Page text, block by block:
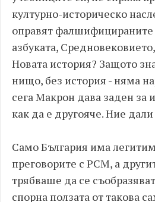
културно-историческо
оправят фалшифицираните
азбуката,
Новата история? Защото
нищо, без история - няма
сега Макрон дава заден за
как да е другояче. Ние
Само България има
преговорите с РСМ, а
трябваше да се
спорна ползата от такова